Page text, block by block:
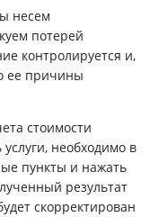
несем
потерей
контролируется и,
ее причины
стоимости
необходимо в
пункты и нажать
результат
скорректирован